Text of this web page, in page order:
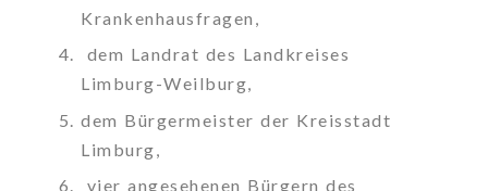
Krankenhausfragen,
dem Landrat des Landkreises
Limburg-Weilburg,
dem Bürgermeister der Kreisstadt
Limburg,
vier angesehenen Bürgern des